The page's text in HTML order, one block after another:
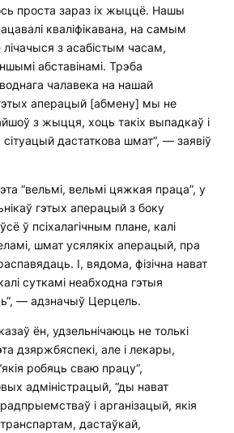
проста зараз іх жыццё. Нашы
кваліфікавана, на самым
лічачыся з асабістым часам,
абставінамі. Трэба
чалавека на нашай
аперацый [абмену] мы не
з жыцця, хоць такіх выпадкаў і
дастаткова шмат“, — заявіў
“вельмі, вельмі цяжкая праца”, у
гэтых аперацый з боку
ў псіхалагічным плане, калі
шмат усялякіх аперацый, пра
І, вядома, фізічна нават
суткамі неабходна гэтыя
— адзначыў Церцель.
ён, удзельнічаюць не толькі
дзяржбяспекі, але і лекары,
робяць сваю працу“,
адміністрацый, “ды нават
і арганізацый, якія
дастаўкай,